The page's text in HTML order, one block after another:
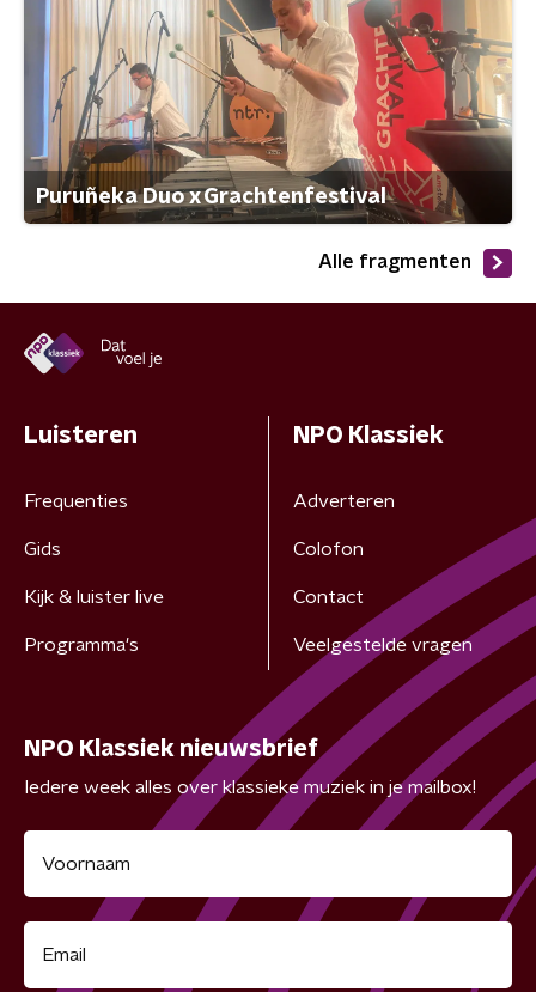
Puruñeka Duo x Grachtenfestival
Alle fragmenten
Luisteren
Frequenties
Gids
Kijk & luister live
Programma's
NPO Klassiek
Adverteren
Colofon
Contact
Veelgestelde vragen
NPO Klassiek nieuwsbrief
Iedere week alles over klassieke muziek in je mailbox!